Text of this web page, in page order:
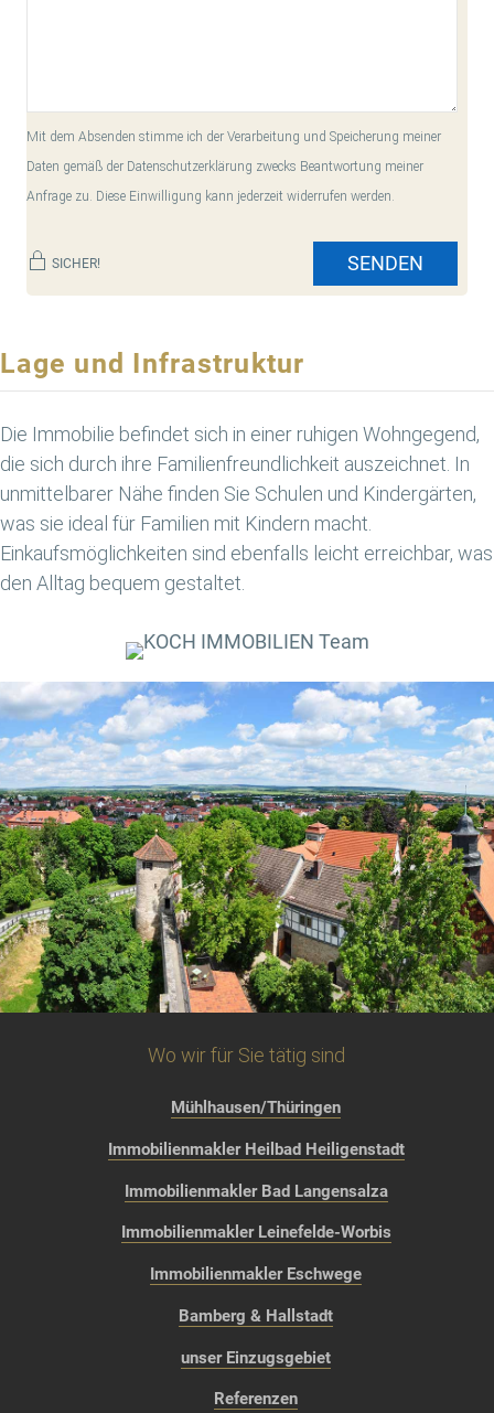
Mit dem Absenden stimme ich der Verarbeitung und Speicherung meiner
Daten gemäß der Datenschutzerklärung zwecks Beantwortung meiner
Anfrage zu. Diese Einwilligung kann jederzeit widerrufen werden.
SICHER! SENDEN
Lage und Infrastruktur
Die Immobilie befindet sich in einer ruhigen Wohngegend,
die sich durch ihre Familienfreundlichkeit auszeichnet. In
unmittelbarer Nähe finden Sie Schulen und Kindergärten,
was sie ideal für Familien mit Kindern macht.
Einkaufsmöglichkeiten sind ebenfalls leicht erreichbar, was
den Alltag bequem gestaltet.
Wo wir für Sie tätig sind
Mühlhausen/Thüringen
Immobilienmakler Heilbad Heiligenstadt
Immobilienmakler Bad Langensalza
Immobilienmakler Leinefelde-Worbis
Immobilienmakler Eschwege
Bamberg & Hallstadt
unser Einzugsgebiet
Referenzen